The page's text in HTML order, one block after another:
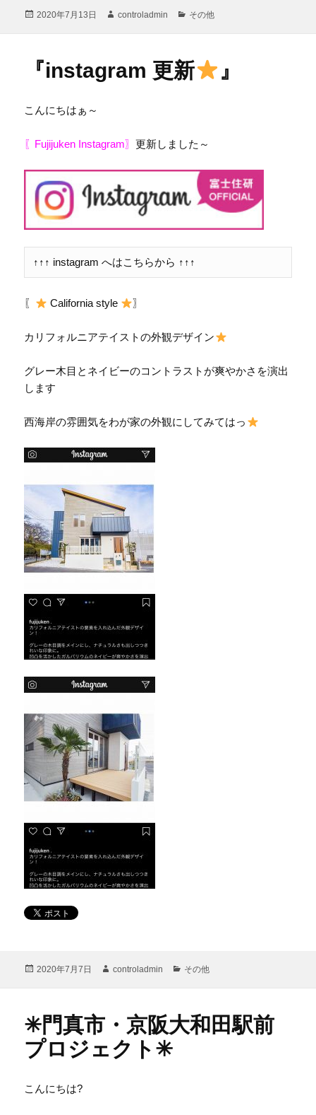
投
2020年7月13日
作
controladmin
カ
ー
その他
『instagram 更新 』
こんにちはぁ～
〖Fujijuken Instagram〗更新しました～
↑↑↑ instagram へはこちらから ↑↑↑
〖 California style 〗
カリフォルニアテイストの外観デザイン
グレー木目とネイビーのコントラストが爽やかさを演出
します
西海岸の雰囲気をわが家の外観にしてみてはっ
投
2020年7月7日
作
controladmin
カ
ー
その他
✳︎門真市・京阪大和田駅前
プロジェクト✳︎
こんにちは?